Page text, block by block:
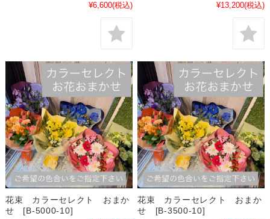
¥6,600(税込) ¥13,200(税込)
花束 カラーセレクト おまか
せ [B-5000-10]
花束 カラーセレクト おまか
せ [B-3500-10]